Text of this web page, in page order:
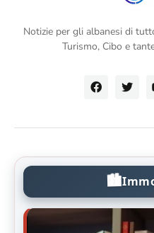
Notizie per gli albanesi di
Turismo, Cibo e
🏙️